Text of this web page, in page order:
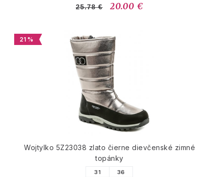
25.78 € 20.00 €
21 %
Wojtylko 5Z23038 zlato čierne dievčenské zimné
topánky
31 36